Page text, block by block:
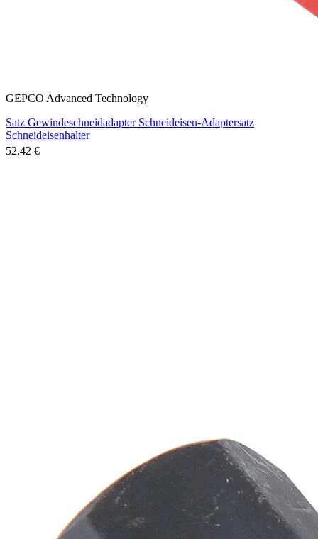
GEPCO Advanced Technology
Satz Gewindeschneidadapter Schneideisen-Adaptersatz
Schneideisenhalter
52,42 €